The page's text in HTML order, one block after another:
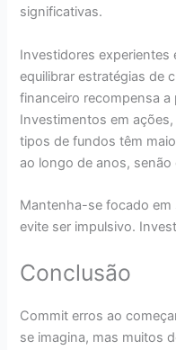
significativas.
Investidores experientes
equilibrar estratégias de
financeiro recompensa a
Investimentos em
tipos de fundos têm
ao longo de anos, senão
Mantenha-se focado
evite ser impulsivo.
Conclusão
Commit erros ao
se imagina, mas muitos